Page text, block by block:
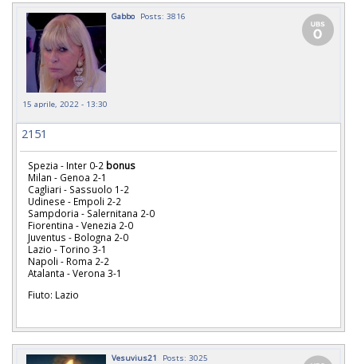
Gabbo Posts: 3816
15 aprile, 2022 - 13:30
2151
Spezia - Inter 0-2 bonus
Milan - Genoa 2-1
Cagliari - Sassuolo 1-2
Udinese - Empoli 2-2
Sampdoria - Salernitana 2-0
Fiorentina - Venezia 2-0
Juventus - Bologna 2-0
Lazio - Torino 3-1
Napoli - Roma 2-2
Atalanta - Verona 3-1
Fiuto: Lazio
Vesuvius21 Posts: 3025